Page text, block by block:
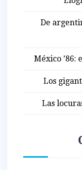
De
México ’86:
Los
Las